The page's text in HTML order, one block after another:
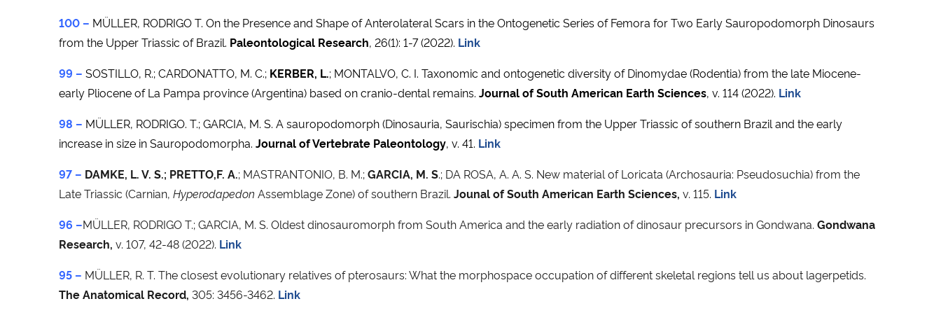
100 – MÜLLER, RODRIGO T. On the Presence and Shape of Anterolateral Scars in the Ontogenetic Series of Femora for Two Early Sauropodomorph Dinosaurs
from the Upper Triassic of Brazil. Paleontological Research, 26(1): 1-7 (2022). Link
99 – SOSTILLO, R.; CARDONATTO, M. C.; KERBER, L.; MONTALVO, C. I. Taxonomic and ontogenetic diversity of Dinomydae (Rodentia) from the late Miocene-
early Pliocene of La Pampa province (Argentina) based on cranio-dental remains. Journal of South American Earth Sciences, v. 114 (2022). Link
98 – MÜLLER, RODRIGO. T.; GARCIA, M. S. A sauropodomorph (Dinosauria, Saurischia) specimen from the Upper Triassic of southern Brazil and the early
increase in size in Sauropodomorpha. Journal of Vertebrate Paleontology, v. 41. Link
97 – DAMKE, L. V. S.; PRETTO,F. A.; MASTRANTONIO, B. M.;GARCIA, M. S.; DA ROSA, A. A. S. New material of Loricata (Archosauria: Pseudosuchia) from the
Late Triassic (Carnian, Hyperodapedon Assemblage Zone) of southern Brazil. Jounal of South American Earth Sciences, v. 115. Link
96 –MÜLLER, RODRIGO T.; GARCIA, M. S. Oldest dinosauromorph from South America and the early radiation of dinosaur precursors in Gondwana. Gondwana
Research, v. 107, 42-48 (2022). Link
95 – MÜLLER, R. T. The closest evolutionary relatives of pterosaurs: What the morphospace occupation of different skeletal regions tell us about lagerpetids.
The Anatomical Record, 305: 3456-3462. Link